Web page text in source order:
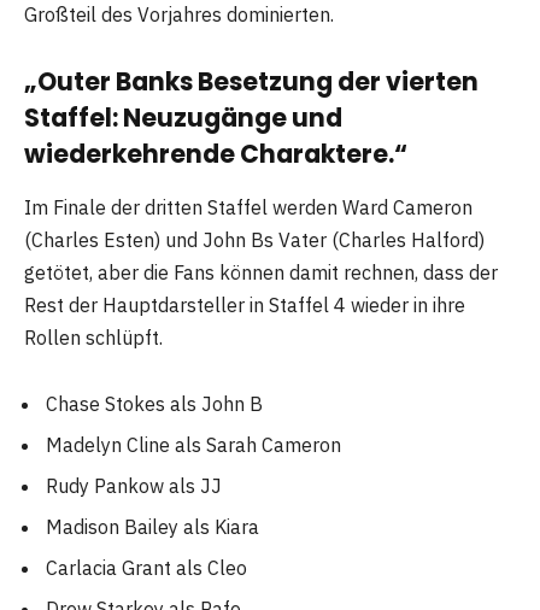
Großteil des Vorjahres dominierten.
„Outer Banks Besetzung der vierten
Staffel: Neuzugänge und
wiederkehrende Charaktere.“
Im Finale der dritten Staffel werden Ward Cameron
(Charles Esten) und John Bs Vater (Charles Halford)
getötet, aber die Fans können damit rechnen, dass der
Rest der Hauptdarsteller in Staffel 4 wieder in ihre
Rollen schlüpft.
Chase Stokes als John B
Madelyn Cline als Sarah Cameron
Rudy Pankow als JJ
Madison Bailey als Kiara
Carlacia Grant als Cleo